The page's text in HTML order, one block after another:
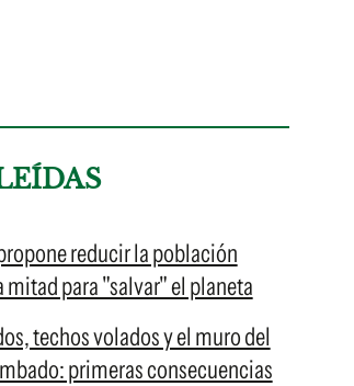
reducir la población
mitad para "salvar" el planeta
techos volados y el muro del
primeras consecuencias